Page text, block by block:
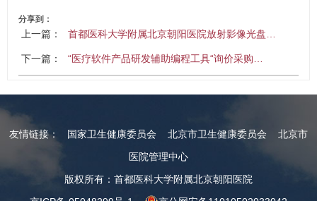
分享到：
上一篇： 首都医科大学附属北京朝阳医院放射影像光盘…
下一篇： “医疗软件产品研发辅助编程工具“询价采购…
友情链接： 国家卫生健康委员会 北京市卫生健康委员会
北京市
医院管理中心
版权所有：首都医科大学附属北京朝阳医院